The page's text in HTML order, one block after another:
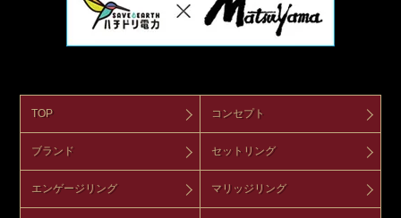
TOP コンセプト
ブランド セットリング
エンゲージリング マリッジリング